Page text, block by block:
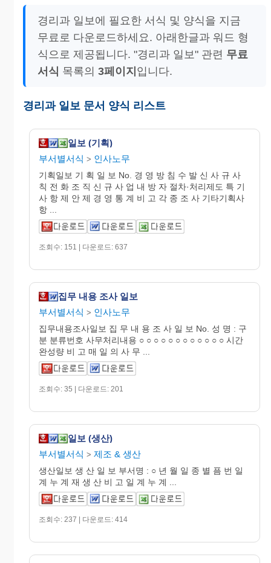
경리과 일보에 필요한 서식 및 양식을 지금
무료로 다운로드하세요. 아래한글과 워드 형
식으로 제공됩니다. "경리과 일보" 관련 무료
서식 목록의 3페이지 입니다.
경리과 일보 문서 양식 리스트
일보 (기획)
부서별서식 > 인사노무
기획일보 기 획 일 보 No. 경 영 방 침 수 발 신 사 규 사
칙 전 화 조 직 신 규 사 업 내 방 자 절차·처리제도 특 기
사 항 제 안 제 경 영 통 계 비 고 각 종 조 사 기타기획사
항 ...
조회수: 151 | 다운로드: 637
집무 내용 조사 일보
부서별서식 > 인사노무
집무내용조사일보 집 무 내 용 조 사 일 보 No. 성 명 : 구
분 분류번호 사무처리내용 ○ ○ ○ ○ ○ ○ ○ ○ ○ ○ ○ ○ 시간
완성량 비 고 매 일 의 사 무 ...
조회수: 35 | 다운로드: 201
일보 (생산)
부서별서식 > 제조 & 생산
생산일보 생 산 일 보 부서명 : ○ 년 월 일 종 별 픔 번 일
계 누 계 재 생 산 비 고 일 계 누 계 ...
조회수: 237 | 다운로드: 414